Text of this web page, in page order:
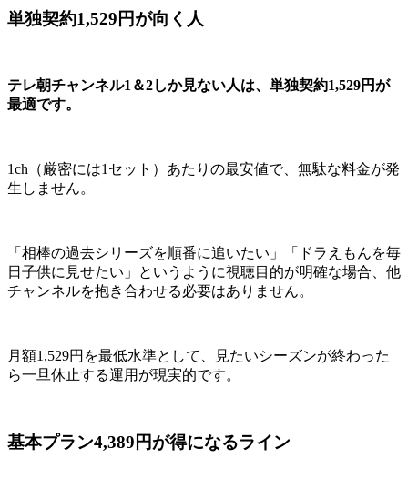
単独契約1,529円が向く人
テレ朝チャンネル1＆2しか見ない人は、単独契約1,529円が
最適です。
1ch（厳密には1セット）あたりの最安値で、無駄な料金が発
生しません。
「相棒の過去シリーズを順番に追いたい」「ドラえもんを毎
日子供に見せたい」というように視聴目的が明確な場合、他
チャンネルを抱き合わせる必要はありません。
月額1,529円を最低水準として、見たいシーズンが終わった
ら一旦休止する運用が現実的です。
基本プラン4,389円が得になるライン